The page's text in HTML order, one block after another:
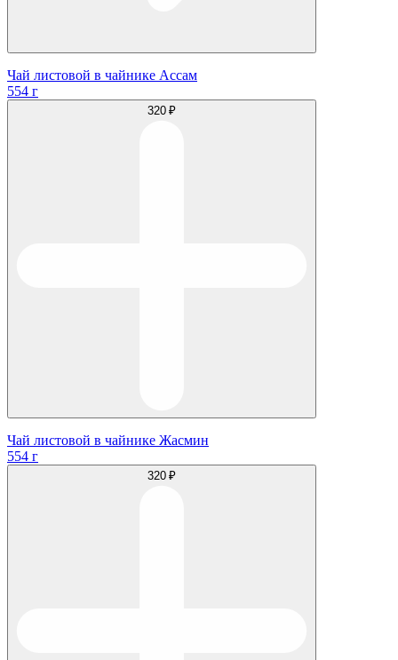
Чай листовой в чайнике Ассам
554 г
320 ₽
Чай листовой в чайнике Жасмин
554 г
320 ₽